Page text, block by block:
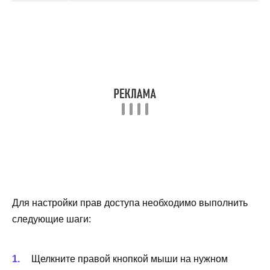
Для настройки прав доступа необходимо выполнить
следующие шаги:
Щелкните правой кнопкой мыши на нужном